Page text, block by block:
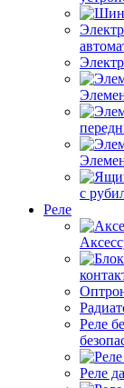
с
Реле
Реле
Реле